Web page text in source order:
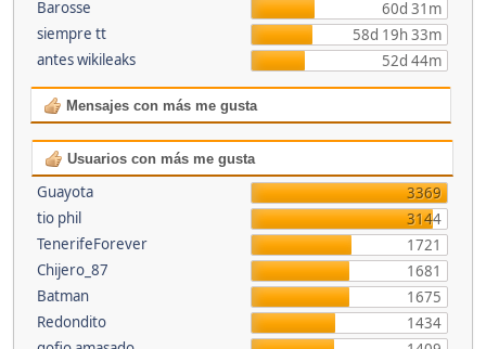
Barosse
60d 31m
siempre tt
58d 19h 33m
antes wikileaks
52d 44m
Mensajes con más me gusta
Usuarios con más me gusta
Guayota
3369
tio phil
3144
TenerifeForever
1721
Chijero_87
1681
Batman
1675
Redondito
1434